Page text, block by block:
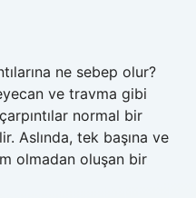
ne sebep olur?
ve travma gibi
normal bir
Aslında, tek başına ve
olmadan oluşan bir